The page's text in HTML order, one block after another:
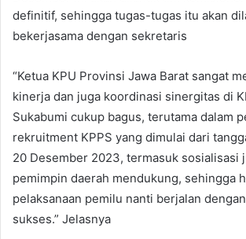
definitif, sehingga tugas-tugas itu akan
bekerjasama dengan sekretaris
“Ketua KPU Provinsi Jawa Barat sangat
kinerja dan juga koordinasi sinergitas di
Sukabumi cukup bagus, terutama dalam
rekruitment KPPS yang dimulai dari
20 Desember 2023, termasuk sosialisasi
pemimpin daerah mendukung, sehingga
pelaksanaan pemilu nanti berjalan
sukses.” Jelasnya